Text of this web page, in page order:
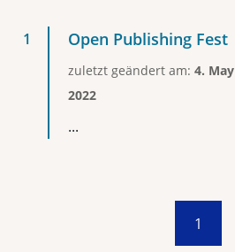
Open Publishing Fest
zuletzt geändert am: 4. May
2022
...
1